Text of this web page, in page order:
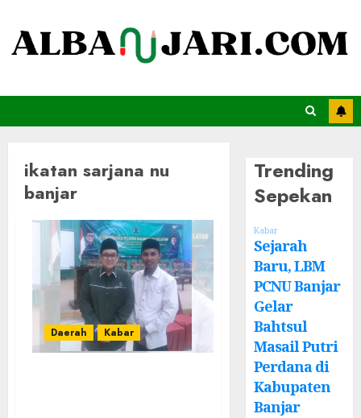
ikatan sarjana nu
banjar
Daerah Kabar
Trending
Sepekan
Kabar
Sejarah
Baru, LBM
PCNU Banjar
Gelar
Bahtsul
Masail Putri
Perdana di
Kabupaten
Banjar